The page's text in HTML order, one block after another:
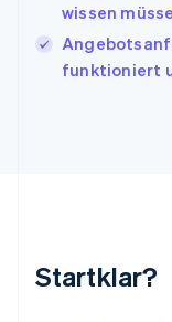
wissen
funktioniert
Startklar?
DeutschEnglish
Litauen
Español English